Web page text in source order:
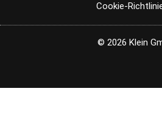
Cookie-
© 2026 Klein